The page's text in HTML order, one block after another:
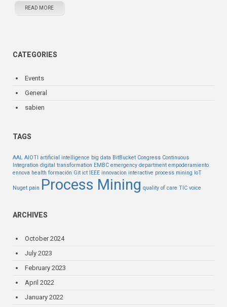
READ MORE
CATEGORIES
Events
General
sabien
TAGS
AAL AIOTI artificial intelligence big data BitBucket Congress Continuous
Integration digital transformation EMBC emergency department empoderamiento
ennova health formación Git ict IEEE innovacion interactive process mining IoT
Nuget pain Process Mining quality of care TIC voice
ARCHIVES
October 2024
July 2023
February 2023
April 2022
January 2022